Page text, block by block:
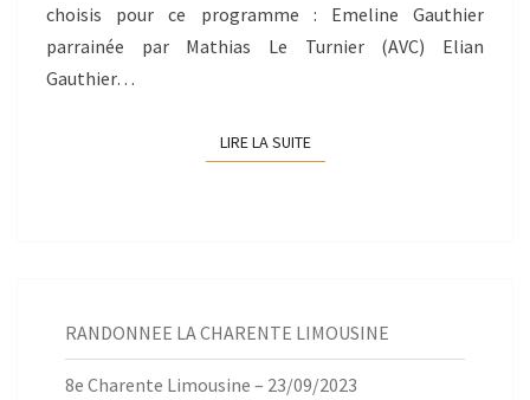
choisis pour ce programme : Emeline Gauthier
parrainée par Mathias Le Turnier (AVC) Elian
Gauthier…
LIRE LA SUITELIRE LA SUITE
RANDONNEE LA CHARENTE LIMOUSINE
8e Charente Limousine – 23/09/2023